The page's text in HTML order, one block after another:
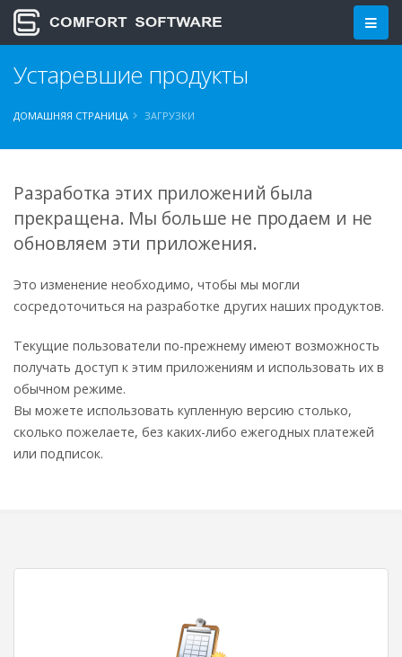
Устаревшие продукты
ДОМАШНЯЯ СТРАНИЦА ЗАГРУЗКИ
Разработка этих приложений была
прекращена. Мы больше не продаем и не
обновляем эти приложения.
Это изменение необходимо, чтобы мы могли
сосредоточиться на разработке других наших продуктов.
Текущие пользователи по-прежнему имеют возможность
получать доступ к этим приложениям и использовать их в
обычном режиме.
Вы можете использовать купленную версию столько,
сколько пожелаете, без каких-либо ежегодных платежей
или подписок.